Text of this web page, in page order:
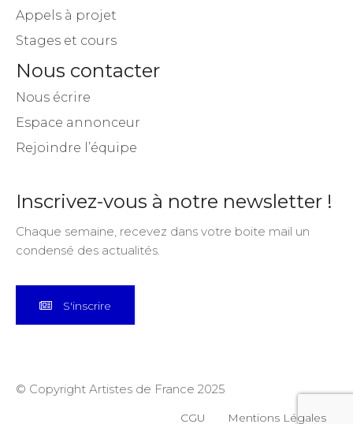
Appels à projet
Stages et cours
Nous contacter
Nous écrire
Espace annonceur
Rejoindre l’équipe
Inscrivez-vous à notre newsletter !
Chaque semaine, recevez dans votre boite mail un
condensé des actualités.
S'inscrire
© Copyright Artistes de France 2025
CGU Mentions Légales